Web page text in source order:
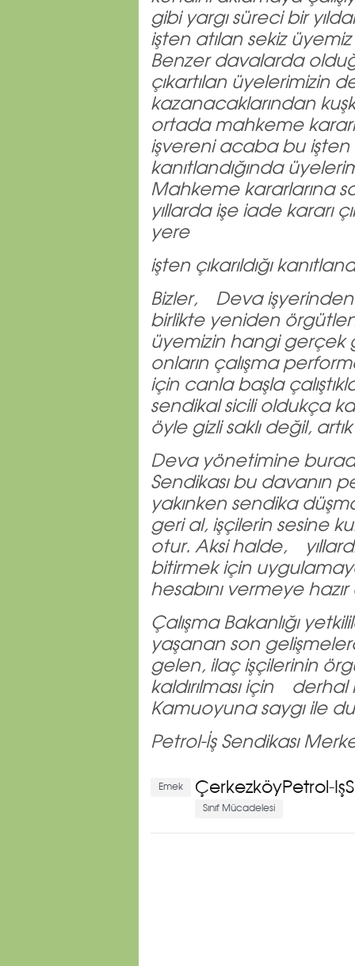
gibi yargı süreci bir
işten atılan sekiz
Benzer davalarda
çıkartılan üyelerimizin
kazanacaklarından
ortada mahkeme
işvereni acaba bu işten
kanıtlandığında
Mahkeme kararlarına
yıllarda işe iade kararı
yere
işten çıkarıldığı
Bizler, Deva işyerinden
birlikte yeniden
üyemizin hangi gerçek
onların çalışma
için canla başla
sendikal sicili oldukça
öyle gizli saklı değil,
Deva yönetimine
Sendikası bu davanın
yakınken sendika
geri al, işçilerin sesine
otur. Aksi halde,
bitirmek için
hesabını vermeye hazır
Çalışma Bakanlığı
yaşanan son
gelen, ilaç işçilerinin
kaldırılması için
Kamuoyuna saygı ile
Petrol-İş Sendikası
Çerkezköy
Emek Petrol-
Sınıf Mücadelesi